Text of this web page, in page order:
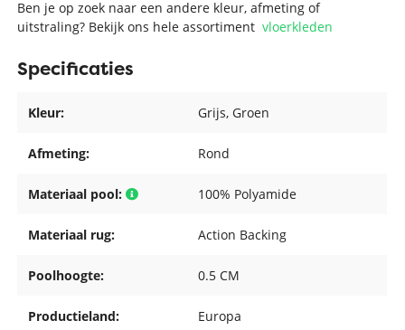
Ben je op zoek naar een andere kleur, afmeting of
uitstraling? Bekijk ons hele assortimentvloerkleden
Specificaties
Kleur: Grijs, Groen
Afmeting: Rond
Materiaal pool: 100% Polyamide
Materiaal rug: Action Backing
Poolhoogte: 0.5 CM
Productieland: Europa